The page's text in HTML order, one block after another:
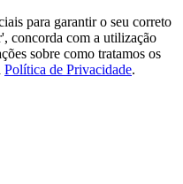
para garantir o seu correto
concorda com a utilização
sobre como tratamos os
Política de Privacidade.